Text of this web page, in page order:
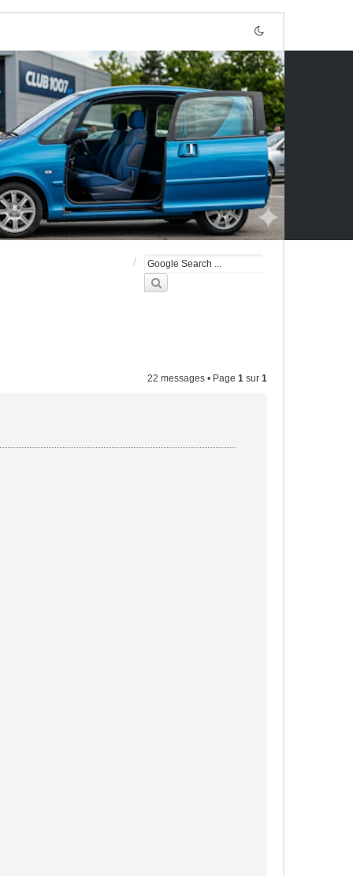
22 messages • Page 1 sur 1